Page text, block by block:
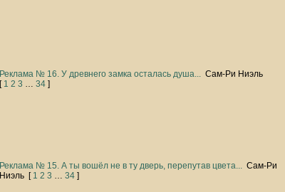
Реклама № 16. У древнего замка осталась душа... Сам-Ри Ниэль
[ 1 2 3 … 34 ]
Реклама № 15. А ты вошёл не в ту дверь, перепутав цвета... Сам-Ри
Ниэль [ 1 2 3 … 34 ]